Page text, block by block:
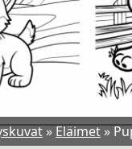
»Eläimet»